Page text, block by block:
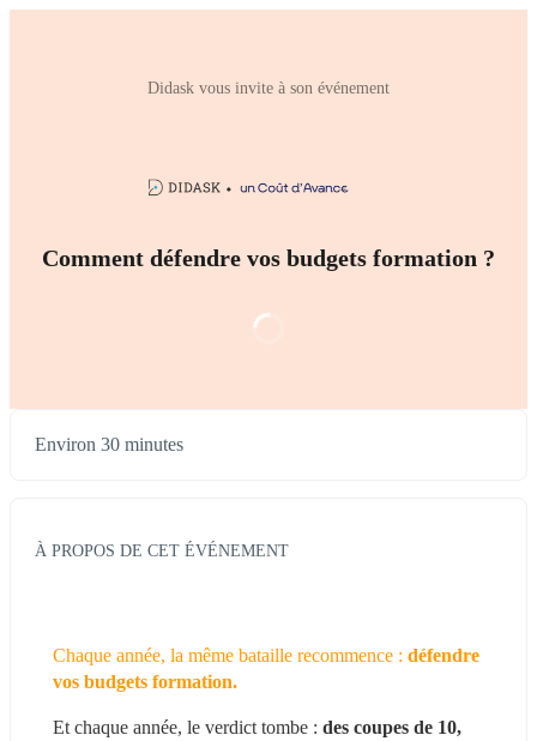
Didask vous invite à son événement
Comment défendre vos budgets formation ?
Environ 30 minutes
À PROPOS DE CET ÉVÉNEMENT
Chaque année, la même bataille recommence : défendre
vos budgets formation.
Et chaque année, le verdict tombe : des coupes de 10,